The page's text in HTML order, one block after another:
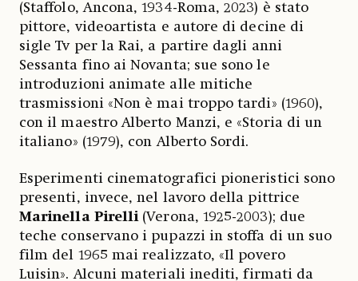
(Staffolo, Ancona, 1934-Roma, 2023) è stato
pittore, videoartista e autore di decine di
sigle Tv per la Rai, a partire dagli anni
Sessanta fino ai Novanta; sue sono le
introduzioni animate alle mitiche
trasmissioni «Non è mai troppo tardi» (1960),
con il maestro Alberto Manzi, e «Storia di un
italiano» (1979), con Alberto Sordi.
Esperimenti cinematografici pioneristici sono
presenti, invece, nel lavoro della pittrice
Marinella Pirelli(Verona, 1925-2003); due
teche conservano i pupazzi in stoffa di un suo
film del 1965 mai realizzato, «Il povero
Luisin». Alcuni materiali inediti, firmati da